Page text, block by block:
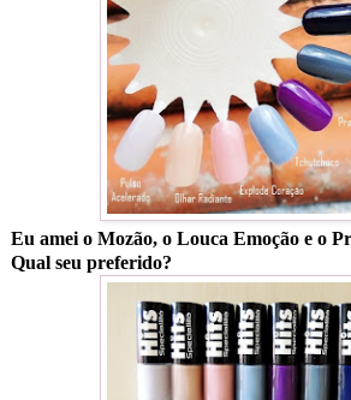
Eu amei o Mozão, o Louca Emoção e o
Qual seu preferido?